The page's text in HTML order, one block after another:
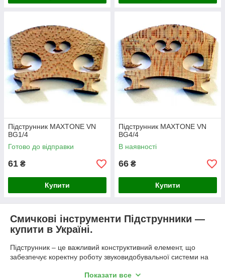
Підструнник MAXTONE VN
BG1/4
Готово до відправки
61 ₴
Купити
Підструнник MAXTONE VN
BG4/4
В наявності
66 ₴
Купити
Смичкові інструменти Підструнники —
купити в Україні.
Підструнник – це важливий конструктивний елемент, що
забезпечує коректну роботу звуковидобувальної системи на
дані деталі грають критичну роль передачі вібрацій і
Показати все